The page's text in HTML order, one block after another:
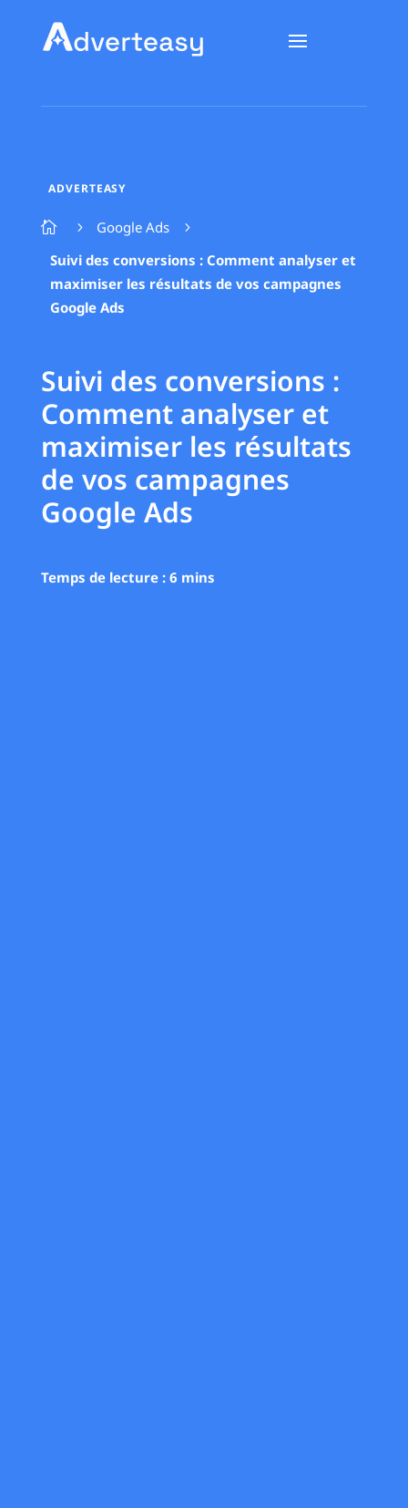
ADVERTEASY
 5 Google Ads 5
Suivi des conversions : Comment analyser et
maximiser les résultats de vos campagnes
Google Ads
Suivi des conversions :
Comment analyser et
maximiser les résultats
de vos campagnes
Google Ads